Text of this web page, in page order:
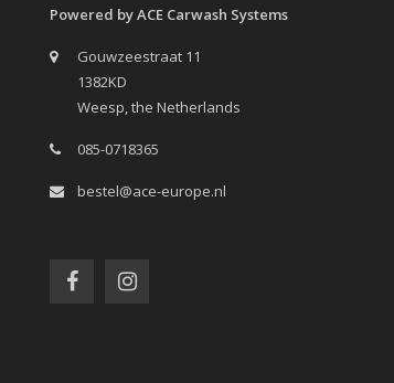
Powered by ACE Carwash Systems
Gouwzeestraat 11
1382KD
Weesp, the Netherlands
085-0718365
bestel@ace-europe.nl